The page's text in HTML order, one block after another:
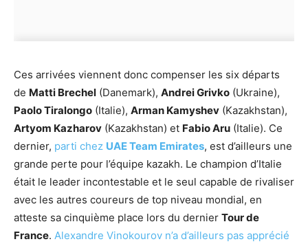
Ces arrivées viennent donc compenser les six départs
de Matti Brechel (Danemark), Andrei Grivko (Ukraine),
Paolo Tiralongo (Italie), Arman Kamyshev (Kazakhstan),
Artyom Kazharov (Kazakhstan) et Fabio Aru (Italie). Ce
dernier, parti chez UAE Team Emirates, est d’ailleurs une
grande perte pour l’équipe kazakh. Le champion d’Italie
était le leader incontestable et le seul capable de rivaliser
avec les autres coureurs de top niveau mondial, en
atteste sa cinquième place lors du dernier Tour de
France. Alexandre Vinokourov n’a d’ailleurs pas apprécié